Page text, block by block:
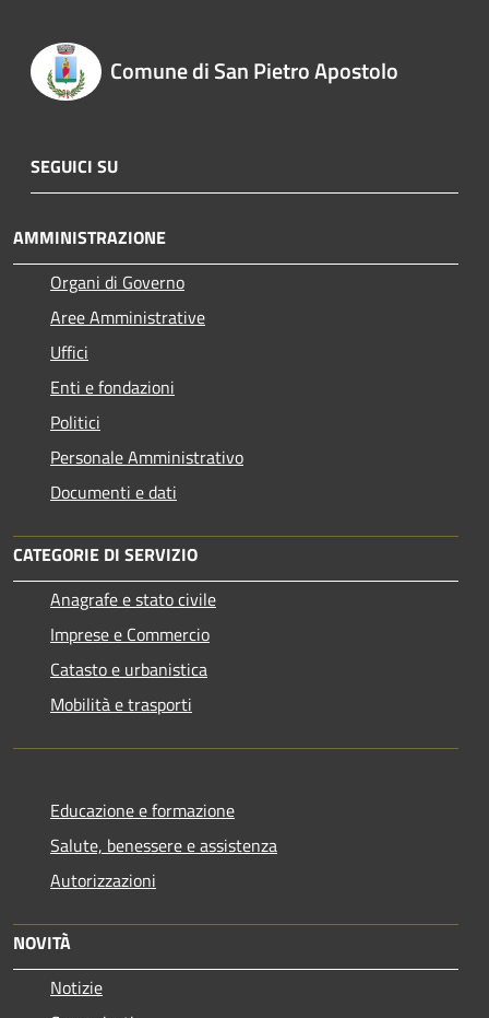
Comune di San Pietro Apostolo
SEGUICI SU
AMMINISTRAZIONE
Organi di Governo
Aree Amministrative
Uffici
Enti e fondazioni
Politici
Personale Amministrativo
Documenti e dati
CATEGORIE DI SERVIZIO
Anagrafe e stato civile
Imprese e Commercio
Catasto e urbanistica
Mobilità e trasporti
Educazione e formazione
Salute, benessere e assistenza
Autorizzazioni
NOVITÀ
Notizie